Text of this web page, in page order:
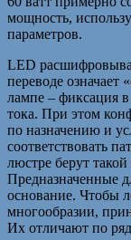
мощность,
параметров.
LED
переводе означает
лампе – фиксация в
тока. При этом
по назначению и
соответствовать
люстре берут
Предназначенные
основание. Чтобы
многообразии,
Их отличают по